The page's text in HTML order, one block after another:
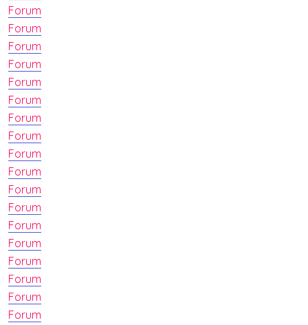
Forum
Forum
Forum
Forum
Forum
Forum
Forum
Forum
Forum
Forum
Forum
Forum
Forum
Forum
Forum
Forum
Forum
Forum